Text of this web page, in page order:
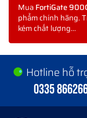
Khi hệ thống lõi có
MuaFortiGate
phẩm chính hãng.
kém chất lượng...
Hotline hỗ
0335